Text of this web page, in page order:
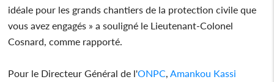
idéale pour les grands chantiers de la protection civile que
vous avez engagés » a souligné le Lieutenant-Colonel
Cosnard, comme rapporté.
Pour le Directeur Général de l'ONPC Amankou Kassi